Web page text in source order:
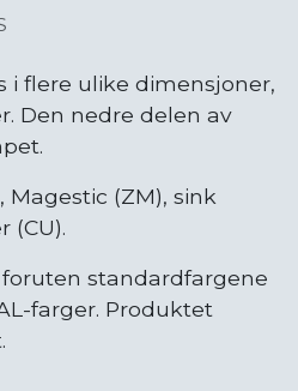
i flere ulike dimensjoner,
Den nedre delen av
Magestic (ZM), sink
(CU).
standardfargene
farger. Produktet